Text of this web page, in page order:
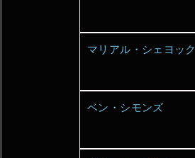
マリアル・シェヨック
ベン・シモンズ